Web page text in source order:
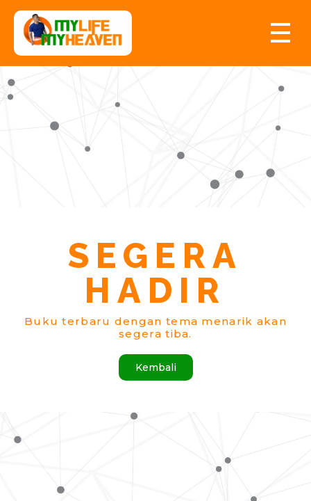
myLife myHeaven
SEGERA
HADIR
Buku terbaru dengan tema menarik akan
segera tiba.
Kembali